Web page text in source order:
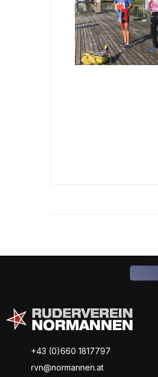
+43 (0)660 1817797
rvn@normannen.at